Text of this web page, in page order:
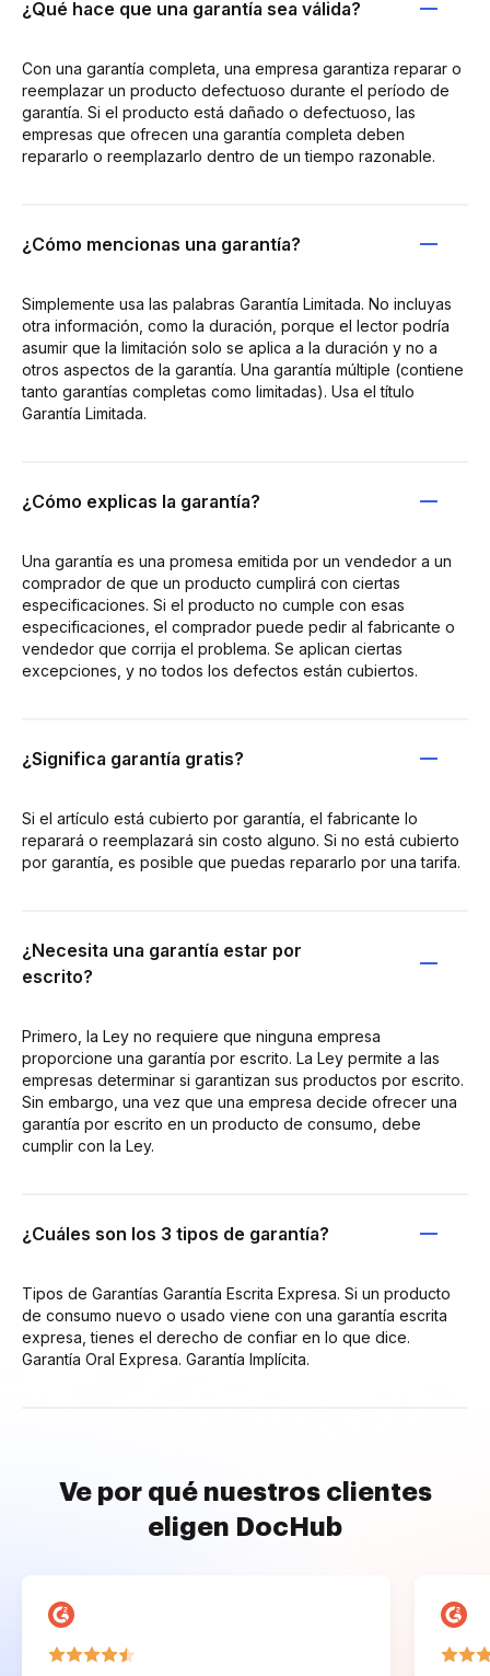
¿Qué hace que una garantía sea válida?
Con una garantía completa, una empresa garantiza reparar o
reemplazar un producto defectuoso durante el período de
garantía. Si el producto está dañado o defectuoso, las
empresas que ofrecen una garantía completa deben
repararlo o reemplazarlo dentro de un tiempo razonable.
¿Cómo mencionas una garantía?
Simplemente usa las palabras Garantía Limitada. No incluyas
otra información, como la duración, porque el lector podría
asumir que la limitación solo se aplica a la duración y no a
otros aspectos de la garantía. Una garantía múltiple (contiene
tanto garantías completas como limitadas). Usa el título
Garantía Limitada.
¿Cómo explicas la garantía?
Una garantía es una promesa emitida por un vendedor a un
comprador de que un producto cumplirá con ciertas
especificaciones. Si el producto no cumple con esas
especificaciones, el comprador puede pedir al fabricante o
vendedor que corrija el problema. Se aplican ciertas
excepciones, y no todos los defectos están cubiertos.
¿Significa garantía gratis?
Si el artículo está cubierto por garantía, el fabricante lo
reparará o reemplazará sin costo alguno. Si no está cubierto
por garantía, es posible que puedas repararlo por una tarifa.
¿Necesita una garantía estar por
escrito?
Primero, la Ley no requiere que ninguna empresa
proporcione una garantía por escrito. La Ley permite a las
empresas determinar si garantizan sus productos por escrito.
Sin embargo, una vez que una empresa decide ofrecer una
garantía por escrito en un producto de consumo, debe
cumplir con la Ley.
¿Cuáles son los 3 tipos de garantía?
Tipos de Garantías Garantía Escrita Expresa. Si un producto
de consumo nuevo o usado viene con una garantía escrita
expresa, tienes el derecho de confiar en lo que dice.
Garantía Oral Expresa. Garantía Implícita.
Ve por qué nuestros clientes
eligen DocHub